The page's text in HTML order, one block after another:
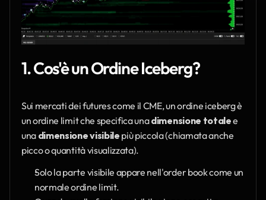
1. Cos'è un Ordine Iceberg?
Sui mercati dei futures come il CME, un ordine iceberg è
un ordine limit che specifica una dimensione totale e
una dimensione visibile più piccola (chiamata anche
picco o quantità visualizzata).
Solo la parte visibile appare nell'order book come un
normale ordine limit.